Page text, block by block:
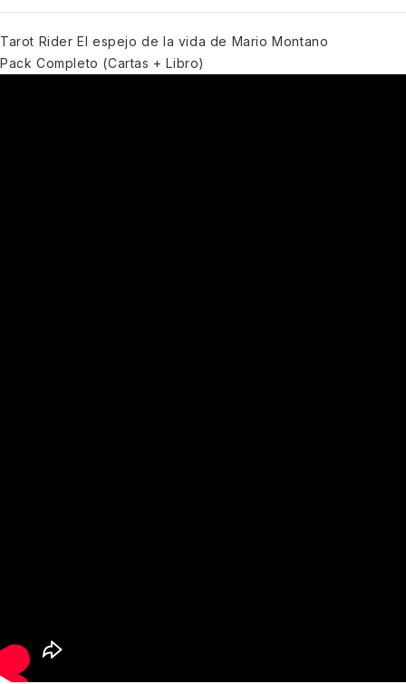
Tarot Rider El espejo de la vida de Mario Montano
Pack Completo (Cartas + Libro)